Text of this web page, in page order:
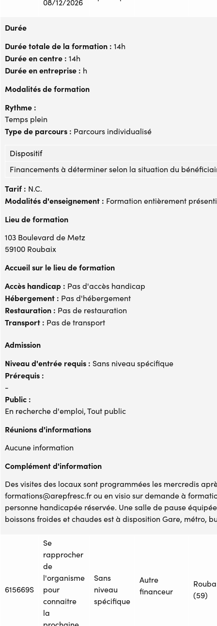
08/12/2026
Durée
Durée totale de la formation : 14h
Durée en centre : 14h
Durée en entreprise : h
Modalités de formation
Rythme :
Temps plein
Type de parcours : Parcours individualisé
Dispositif
Financements à déterminer selon la situation du
Tarif : N.C.
Modalités d'enseignement : Formation entièrement
Lieu de formation
103 Boulevard de Metz
59100 Roubaix
Accueil sur le lieu de formation
Accès handicap : Pas d'accès handicap
Hébergement : Pas d'hébergement
Restauration : Pas de restauration
Transport : Pas de transport
Admission
Niveau d'entrée requis : Sans niveau spécifique
Prérequis :
-
Public :
En recherche d'emploi, Tout public
Réunions d'informations
Aucune information
Complément d'information
Des visites des locaux sont programmées les mercredis
formations@arepfresc.fr ou en visio sur demande à
personne handicapée réservée. Une salle de pause
boissons froides et chaudes est à disposition Gare, métro,
615669S
Se
rapprocher
de
l'organisme
pour
connaitre
la
Sans
niveau
spécifique
Autre
financeur
(59)